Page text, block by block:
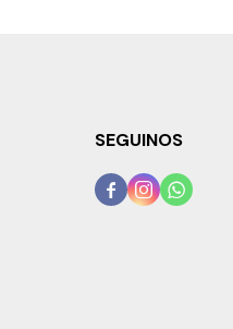
SEGUINOS
  